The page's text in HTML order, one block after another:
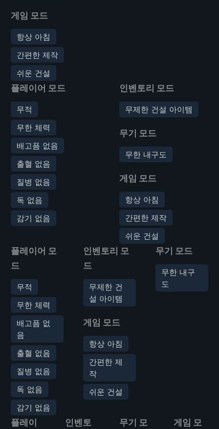
게임 모드
항상 아침
간편한 제작
쉬운 건설
플레이어 모드
무적
무한 체력
배고픔 없음
출혈 없음
질병 없음
독 없음
감기 없음
인벤토리 모드
무제한 건설 아이템
무기 모드
무한 내구도
게임 모드
항상 아침
간편한 제작
쉬운 건설
플레이어 모
드
무적
무한 체력
배고픔 없
음
출혈 없음
질병 없음
독 없음
감기 없음
인벤토리 모
드
무제한 건
설 아이템
게임 모드
항상 아침
간편한 제
작
쉬운 건설
무기 모드
무한 내구
도
플레이
인벤토
무기 모
게임 모